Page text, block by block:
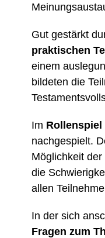
Gut gestärkt
praktischen
einem
bildeten die
Im Rollenspiel
nachgespielt.
Möglichkeit
die
allen
In der sich
Fragen zum